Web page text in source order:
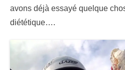
avons déjà essayé quelque
diététique….